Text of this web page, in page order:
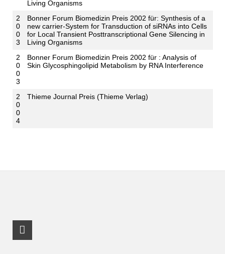
Living Organisms
2
0
0
3
Bonner Forum Biomedizin Preis 2002 für: Synthesis of a
new carrier-System for Transduction of siRNAs into Cells
for Local Transient Posttranscriptional Gene Silencing in
Living Organisms
2
0
0
3
Bonner Forum Biomedizin Preis 2002 für : Analysis of
Skin Glycosphingolipid Metabolism by RNA Interference
2
0
0
4
Thieme Journal Preis (Thieme Verlag)
LinkedIn Profile